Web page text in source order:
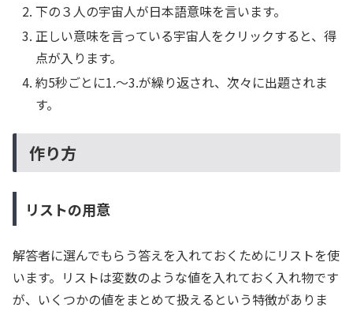
下の３人の宇宙人が日本語意味を言います。
正しい意味を言っている宇宙人をクリックすると、得
点が入ります。
約5秒ごとに1.～3.が繰り返され、次々に出題されま
す。
作り方
リストの用意
解答者に選んでもらう答えを入れておくためにリストを使
います。リストは変数のような値を入れておく入れ物です
が、いくつかの値をまとめて扱えるという特徴がありま